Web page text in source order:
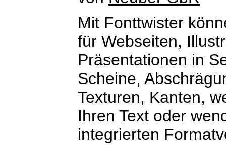
Mit Fonttwister
für Webseiten,
Präsentationen in
Scheine,
Texturen, Kanten,
Ihren Text oder
integrierten